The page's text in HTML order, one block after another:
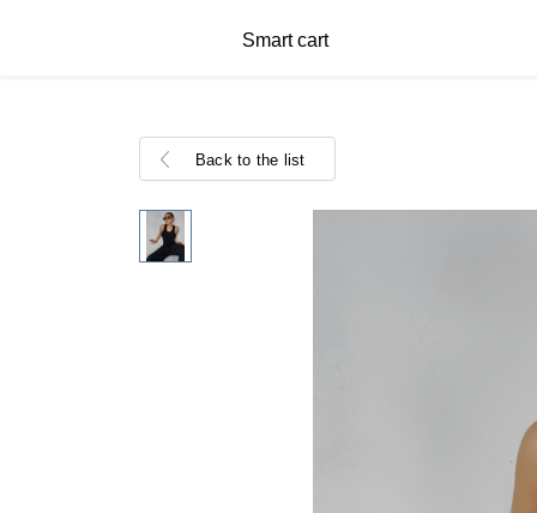
Smart cart
Back to the list